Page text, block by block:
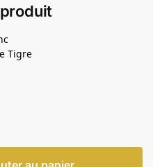
Tigre